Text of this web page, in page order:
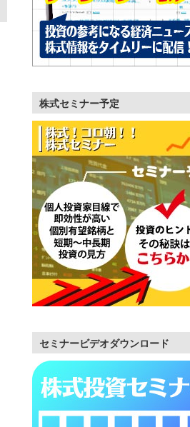
株式セミナー予定
セミナービデオダウンロード